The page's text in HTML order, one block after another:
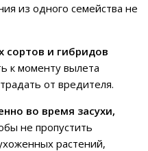
из одного семейства не
сортов и гибридов
к моменту вылета
от вредителя.
во время засухи,
не пропустить
растений,